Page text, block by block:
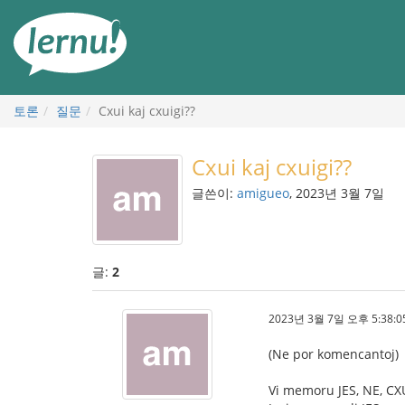
토론 질문 Cxui kaj cxuigi??
Cxui kaj cxuigi??
글쓴이: amigueo, 2023년 3월 7일
글: 2
2023년 3월 7일 오후
(Ne por komencantoj)
Vi memoru JES, NE,